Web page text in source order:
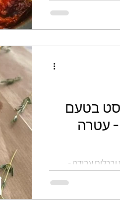
בטעם
- עטרה
עבודה -